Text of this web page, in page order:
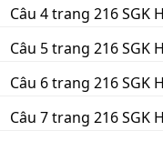
Câu 4 trang 216 SGK
Câu 5 trang 216 SGK
Câu 6 trang 216 SGK
Câu 7 trang 216 SGK